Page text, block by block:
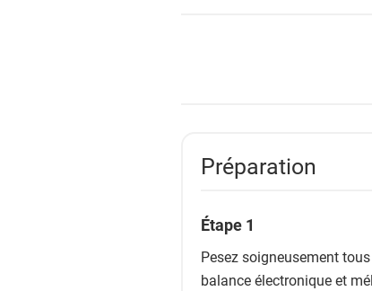
Préparation
Étape 1
Pesez soigneusement
balance électronique et